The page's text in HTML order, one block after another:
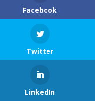
Facebook
Twitter
LinkedIn